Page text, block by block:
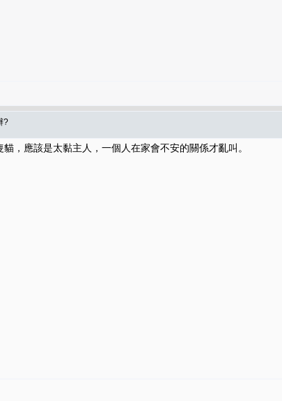
?
，應該是太黏主人，一個人在家會不安的關係才亂叫。